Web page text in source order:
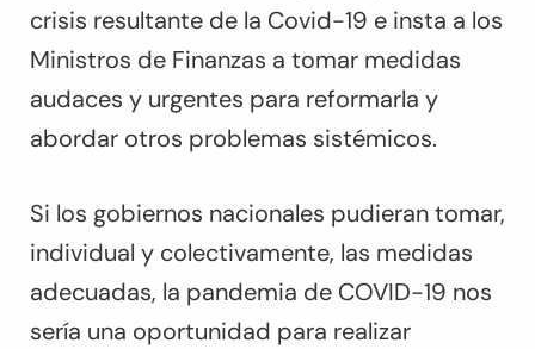
crisis resultante de la Covid-19 e insta a los
Ministros de Finanzas a tomar medidas
audaces y urgentes para reformarla y
abordar otros problemas sistémicos.
Si los gobiernos nacionales pudieran tomar,
individual y colectivamente, las medidas
adecuadas, la pandemia de COVID-19 nos
sería una oportunidad para realizar